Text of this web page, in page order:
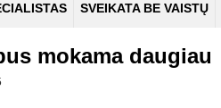
SVEIKATA BE VAISTŲ
mokama daugiau